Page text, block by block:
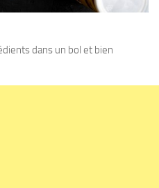
dans un bol et bien